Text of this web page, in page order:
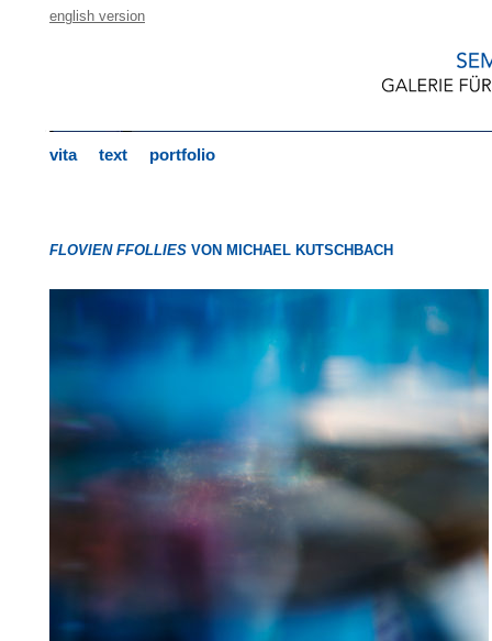
english version
vita text portfolio
FLOVIEN FFOLLIES VON MICHAEL KUTSCHBACH